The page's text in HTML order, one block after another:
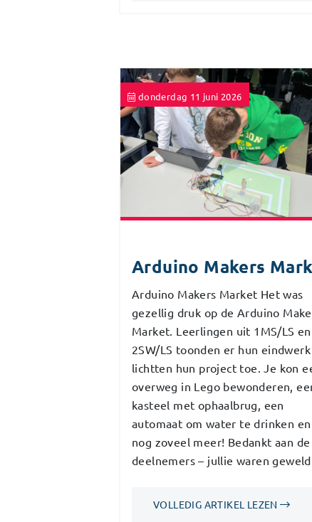
donderdag 11 juni 2026
Arduino Makers
Arduino Makers Market Het was
gezellig druk op de Arduino
Market. Leerlingen uit 1MS/LS en
2SW/LS toonden er hun
lichtten hun project toe. Je kon
overweg in Lego bewonderen,
kasteel met ophaalbrug, een
automaat om water te drinken en
nog zoveel meer! Bedankt aan de
deelnemers – jullie waren
VOLLEDIG ARTIKEL LEZEN